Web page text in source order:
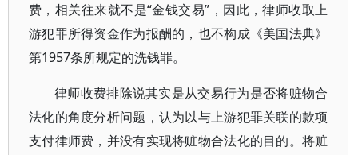
费，相关往来就不是“金钱交易”，因此，律师收取上
游犯罪所得资金作为报酬的，也不构成《美国法典》
第1957条所规定的洗钱罪。
律师收费排除说其实是从交易行为是否将赃物合
法化的角度分析问题，认为以与上游犯罪关联的款项
支付律师费，并没有实现将赃物合法化的目的。将赃